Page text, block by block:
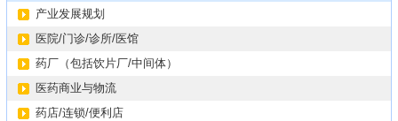
产业发展规划
医院/门诊/诊所/医馆
药厂（包括饮片厂/中间体）
医药商业与物流
药店/连锁/便利店